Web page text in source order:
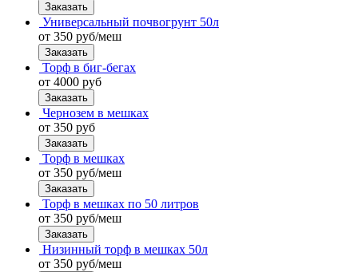
Заказать
Универсальный почвогрунт 50л
от 350 руб/меш
Заказать
Торф в биг-бегах
от 4000 руб
Заказать
Чернозем в мешках
от 350 руб
Заказать
Торф в мешках
от 350 руб/меш
Заказать
Торф в мешках по 50 литров
от 350 руб/меш
Заказать
Низинный торф в мешках 50л
от 350 руб/меш